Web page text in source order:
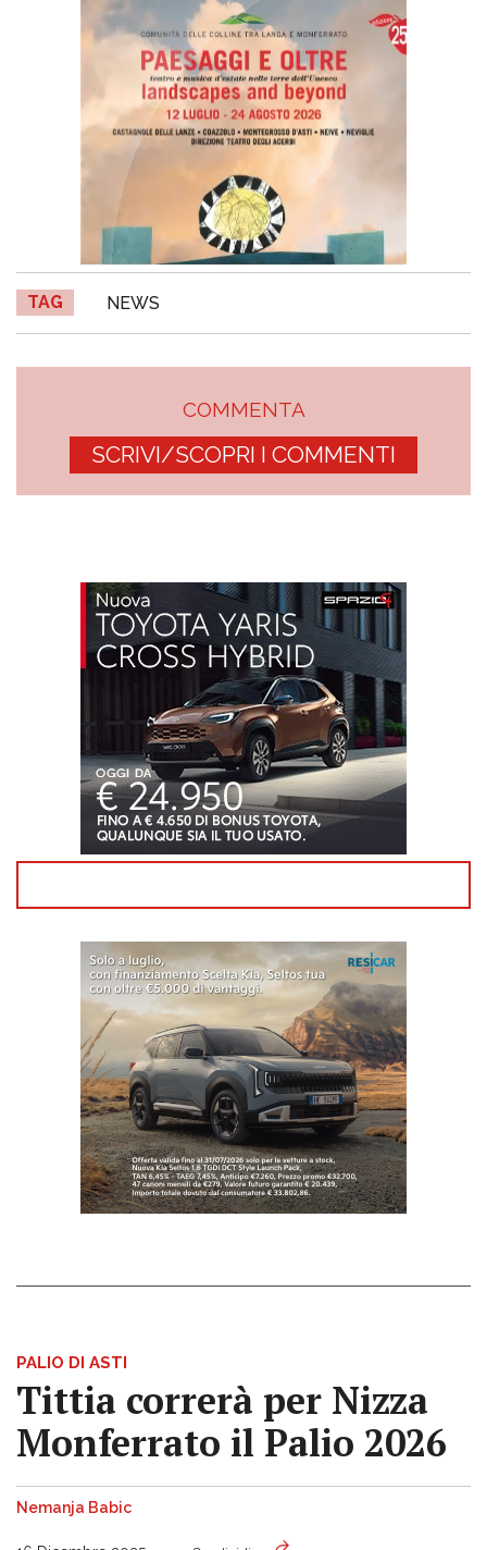
TAG NEWS
COMMENTA
SCRIVI/SCOPRI I COMMENTI
PALIO DI ASTI
Tittia correrà per Nizza
Monferrato il Palio 2026
Nemanja Babic